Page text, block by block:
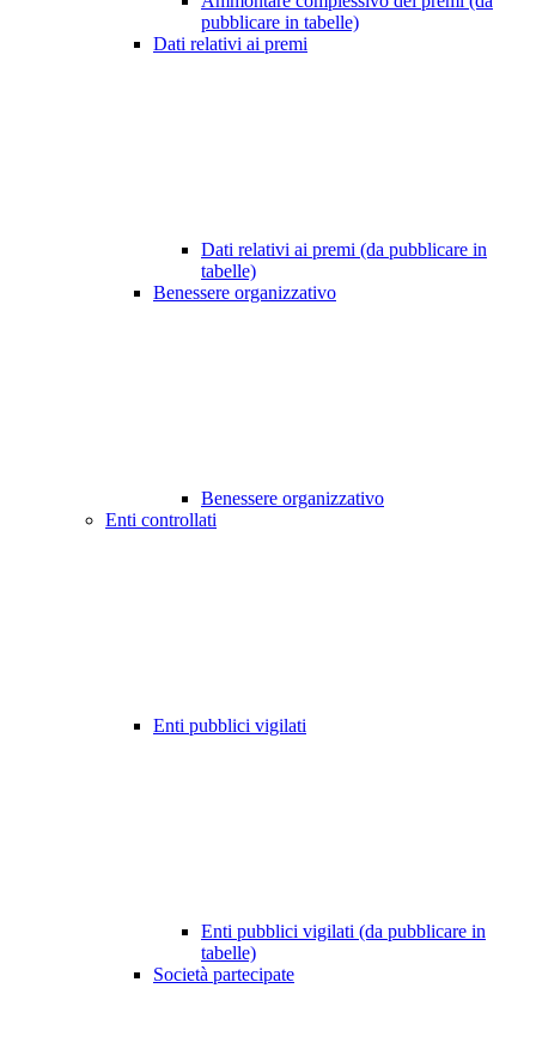
pubblicare in tabelle)
Dati relativi ai premi
Dati relativi ai premi (da pubblicare in
tabelle)
Benessere organizzativo
Benessere organizzativo
Enti controllati
Enti pubblici vigilati
Enti pubblici vigilati (da pubblicare in
tabelle)
Società partecipate